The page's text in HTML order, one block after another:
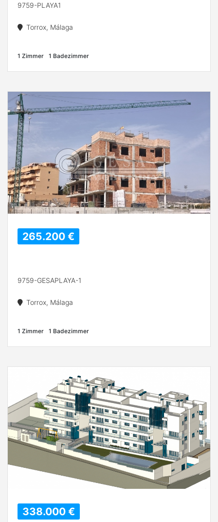
9759-PLAYA1
Torrox, Málaga
1 Zimmer 1 Badezimmer
265.200 €
9759-GESAPLAYA-1
Torrox, Málaga
1 Zimmer 1 Badezimmer
338.000 €